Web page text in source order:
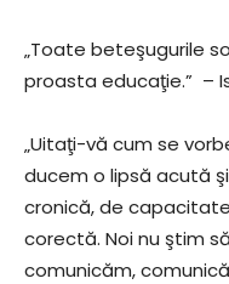
„Toate beteşugurile
proasta educaţie.” –
„Uitaţi-vă cum se
ducem o lipsă acută
cronică, de
corectă. Noi nu ştim
comunicăm,